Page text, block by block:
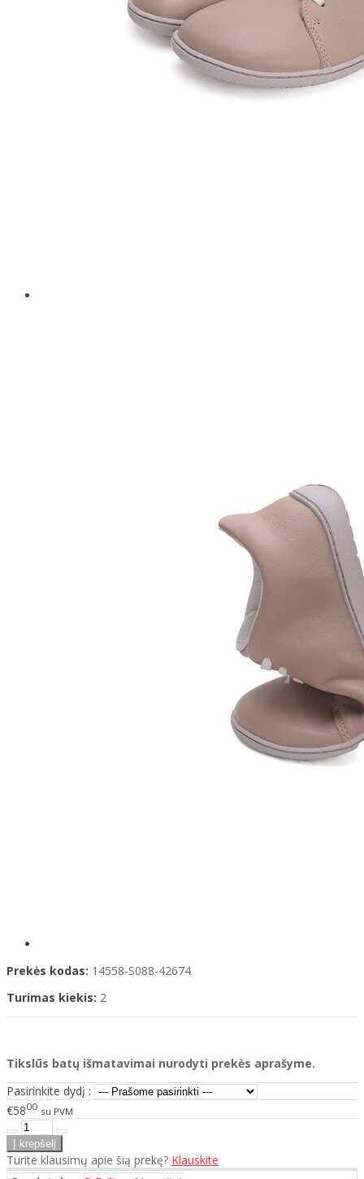
Prekės kodas: 14558-S088-42674
Turimas kiekis: 2
Tikslūs batų išmatavimai nurodyti prekės aprašyme.
Pasirinkite dydį :
€5800 su PVM
Turite klausimų apie šią prekę? Klauskite